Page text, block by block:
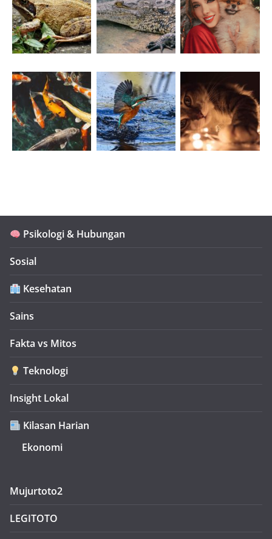
Psikologi & Hubungan
Sosial
Kesehatan
Sains
Fakta vs Mitos
Teknologi
Insight Lokal
Kilasan Harian
Ekonomi
Mujurtoto2
LEGITOTO